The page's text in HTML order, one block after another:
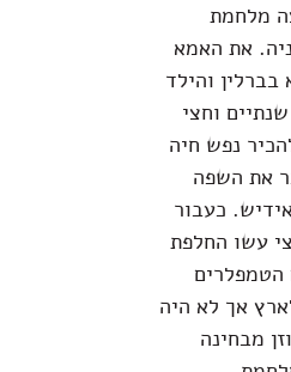
מלחמת
את האמא
והילד
וחצי
נפש חיה
את השפה
כעבור
עשו החלפת
הטמפלרים
אך לא היה
מבחינה